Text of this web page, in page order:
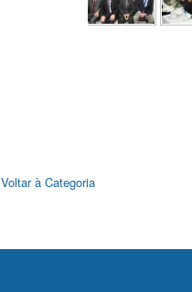
Voltar à Categoria